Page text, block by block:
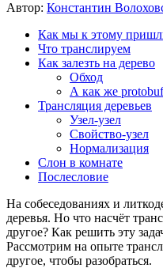
Автор: Константин
Как мы к этому
Что транслируем
Как залезть на дерево
Обход
А как же
Трансляция деревьев
Узел-узел
Свойство-узел
Нормализация
Слон в комнате
Послесловие
На собеседованиях и
деревья. Но что насчёт
другое? Как решить эту
Рассмотрим на опыте
другое, чтобы разобраться.